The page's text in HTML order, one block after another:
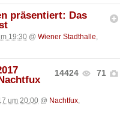
präsentiert: Das
19:30 @ Wiener Stadthalle
14424 71
um 20:00 @ Nachtfux,